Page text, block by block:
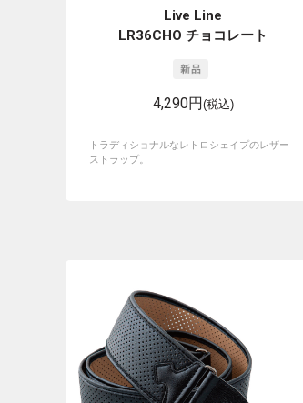
Live Line
LR36CHO チョコレート
4,290円(税込)
トラディショナルなレトロシェイプのレザー
ストラップ。